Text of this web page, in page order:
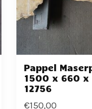
Pappel
1500 x 660
12756
€150,00